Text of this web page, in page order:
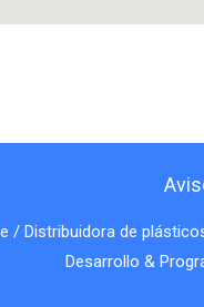
/ Distribuidora de
Desarrollo &